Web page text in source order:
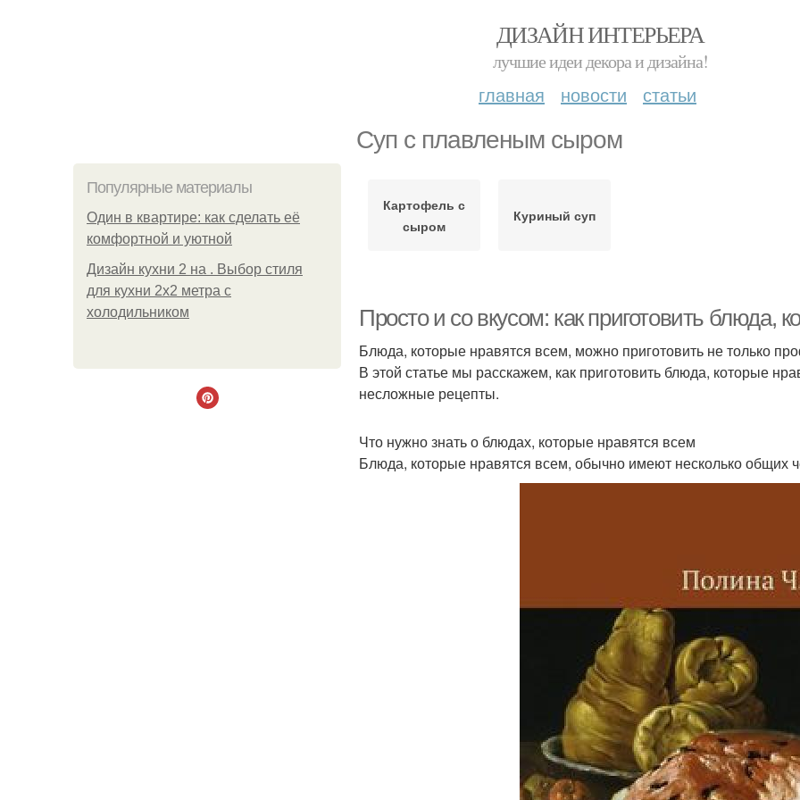
ДИЗАЙН ИНТЕРЬЕРА
лучшие идеи декора и дизайна!
главная новости статьи
Суп с плавленым сыром
Популярные материалы
Один в квартире: как сделать её
комфортной и уютной
Дизайн кухни 2 на . Выбор стиля
для кухни 2х2 метра с
холодильником
Картофель с
сыром
Куриный суп
Просто и со вкусом: как приготовить блюда,
Блюда, которые нравятся всем, можно приготовить не только
В этой статье мы расскажем, как приготовить блюда, которые
несложные рецепты.
Что нужно знать о блюдах, которые нравятся всем
Блюда, которые нравятся всем, обычно имеют несколько общих